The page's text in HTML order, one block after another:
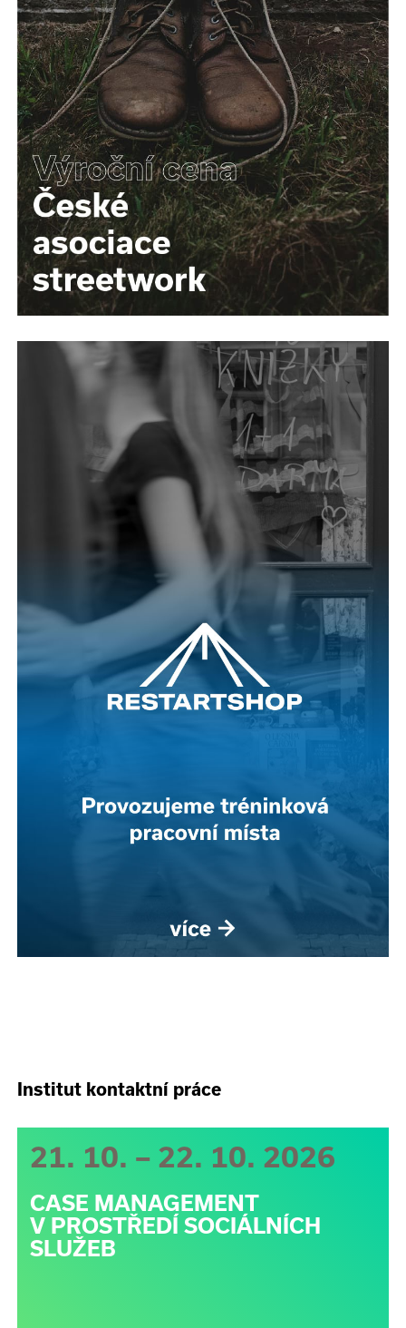
Institut kontaktní práce
21. 10. – 22. 10. 2026
CASE MANAGEMENT
V PROSTŘEDÍ SOCIÁLNÍCH
SLUŽEB